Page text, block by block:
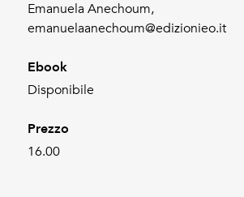
Emanuela Anechoum,
emanuelaanechoum@edizionieo.it
Ebook
Disponibile
Prezzo
16.00